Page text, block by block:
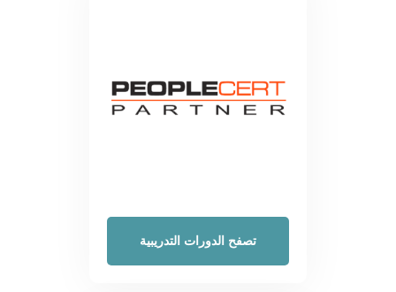
تصفح الدورات التدريبية